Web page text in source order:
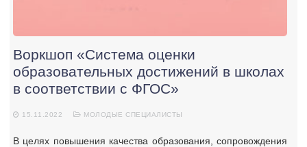
Воркшоп «Система оценки
образовательных достижений в школах
в соответствии с ФГОС»
15.11.2022 МОЛОДЫЕ СПЕЦИАЛИСТЫ
В целях повышения качества образования, сопровождения